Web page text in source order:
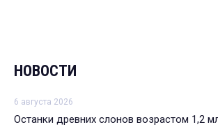
НОВОСТИ
6 августа 2026
Останки древних слонов возрастом 1,2